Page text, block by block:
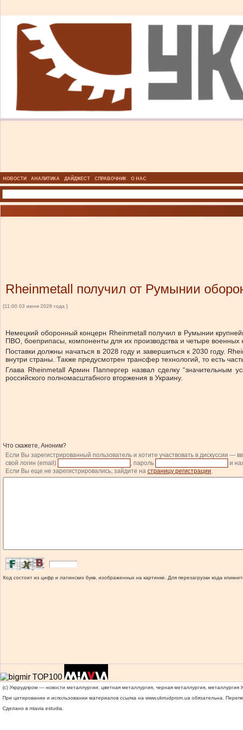
НОВОСТИ АНАЛИТИКА ДАЙДЖЕСТ СПРАВОЧНИК О НАС
Rheinmetall получил от Румынии
[11:00 03 июня 2026 года ]
Немецкий оборонный концерн Rheinmetall получил в Румынии
ПВО, боеприпасы, компоненты для их производства и четыре
Поставки должны начаться в 2028 году и завершиться к 2030 году.
внутри страны. Также предусмотрен трансфер технологий, то есть
Глава Rheinmetall Армин Паппергер назвал сделку “значительным
российского полномасштабного вторжения в Украину.
Что скажете, Аноним?
Если Вы зарегистрированный пользователь и хотите участвовать в дискуссии —
свой логин (email)
, пароль и
Если Вы еще не зарегистрировались, зайдите на страницу регистрации.
Код состоит из цифр и латинских букв, изображенных на картинке. Для перезагрузки кода
(c) Укррудпром — новости металлургии: цветная металлургия, черная металлургия, металлургия
При цитировании и использовании материалов ссылка на www.ukrrudprom.ua обязательна.
Сделано в miavia estudia.